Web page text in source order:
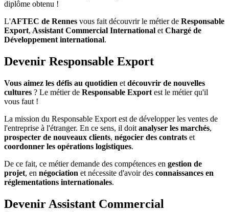
diplôme obtenu !
L'AFTEC de Rennes vous fait découvrir le métier de Responsable
Export, Assistant Commercial International etChargé de
Développement international.
Devenir Responsable Export
Vous aimez les défis au quotidien et découvrir de nouvelles
cultures ? Le métier de Responsable Export est le métier qu'il
vous faut !
La mission du Responsable Export est de développer les ventes de
l'entreprise à l'étranger. En ce sens, il doit analyser les marchés,
prospecter de nouveaux clients, négocier des contrats et
coordonner les opérations logistiques.
De ce fait, ce métier demande des compétences en gestion de
projet, en négociation et nécessite d'avoir des connaissances en
réglementations internationales.
Devenir Assistant Commercial